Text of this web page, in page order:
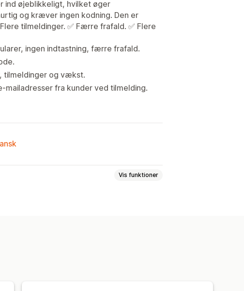
ind øjeblikkeligt, hvilket øger
og kræver ingen kodning. Den er
tilmeldinger. ✅ Færre frafald. ✅ Flere
ingen indtastning, færre frafald.
tilmeldinger og vækst.
fra kunder ved tilmelding.
Vis funktioner